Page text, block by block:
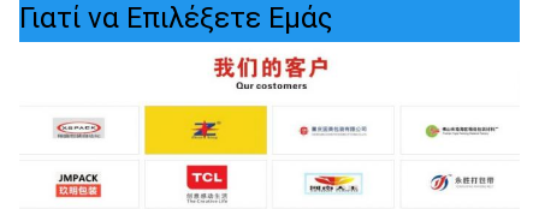
Γιατί να Επιλέξετε Εμάς